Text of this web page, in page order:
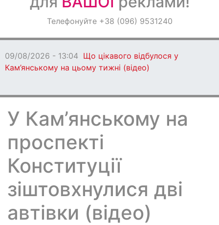
ОголошенняТелефонуйте +38 (096) 9531240
09/08/2026 - 13:04 Що цікавого відбулося у
Кам’янському на цьому тижні (відео)
У Кам’янському на
проспекті
Конституції
зіштовхнулися дві
автівки (відео)